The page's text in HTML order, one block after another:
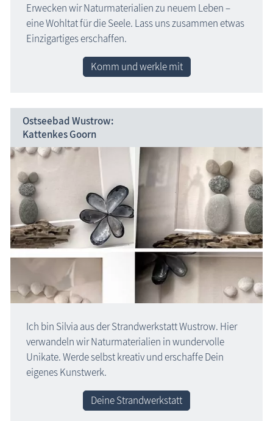
Erwecken wir Naturmaterialien zu neuem Leben –
eine Wohltat für die Seele. Lass uns zusammen etwas
Einzigartiges erschaffen.
Komm und werkle mit
Ostseebad Wustrow:
Kattenkes Goorn
Ich bin Silvia aus der Strand­werkstatt Wustrow. Hier
verwandeln wir Naturmaterialien in wundervolle
Unikate. Werde selbst kreativ und erschaffe Dein
eigenes Kunstwerk.
Deine Strandwerkstatt